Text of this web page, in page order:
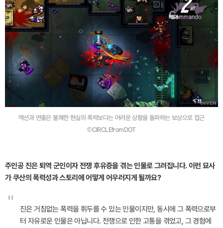
액션과 연출은 불쾌한 현실의 폭력보다는 어려운 상황을 돌파하는 보상으로 접근
©CIRCLEfromDOT
주인공 진은 퇴역 군인이자 전쟁 후유증을 겪는 인물로 그려집니다. 이런 묘사
가 쿠산의 폭력성과 스토리에 어떻게 어우러지게 될까요?
"
진은 거침없는 폭력을 휘두를 수 있는 인물이지만, 동시에 그 폭력으로부
터 자유로운 인물은 아닙니다. 전쟁으로 인한 고통을 겪었고, 그 경험에